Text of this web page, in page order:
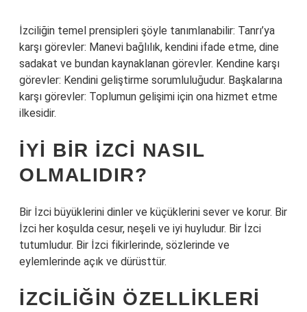
İzciliğin temel prensipleri şöyle tanımlanabilir: Tanrı’ya
karşı görevler: Manevi bağlılık, kendini ifade etme, dine
sadakat ve bundan kaynaklanan görevler. Kendine karşı
görevler: Kendini geliştirme sorumluluğudur. Başkalarına
karşı görevler: Toplumun gelişimi için ona hizmet etme
ilkesidir.
İYI BIR IZCI NASIL
OLMALIDIR?
Bir İzci büyüklerini dinler ve küçüklerini sever ve korur. Bir
İzci her koşulda cesur, neşeli ve iyi huyludur. Bir İzci
tutumludur. Bir İzci fikirlerinde, sözlerinde ve
eylemlerinde açık ve dürüsttür.
İZCILIĞIN ÖZELLIKLERI